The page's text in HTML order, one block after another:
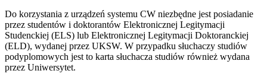
Do korzystania z urządzeń systemu CW niezbędne jest posiadanie
przez studentów i doktorantów Elektronicznej Legitymacji
Studenckiej (ELS) lub Elektronicznej Legitymacji Doktoranckiej
(ELD), wydanej przez UKSW. W przypadku słuchaczy studiów
podyplomowych jest to karta słuchacza studiów również wydana
przez Uniwersytet.